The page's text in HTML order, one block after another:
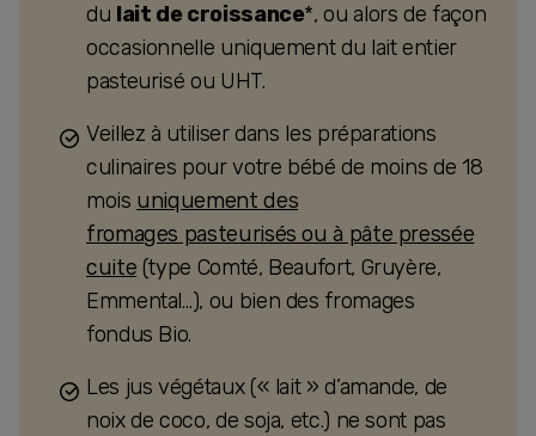
du lait de croissance*, ou alors de façon
occasionnelle uniquement du lait entier
pasteurisé ou UHT.
Veillez à utiliser dans les préparations
culinaires pour votre bébé de moins de 18
mois uniquement des
fromages pasteurisés ou à pâte pressée
cuite (type Comté, Beaufort, Gruyère,
Emmental…), ou bien des fromages
fondus Bio.
Les jus végétaux (« lait » d’amande, de
noix de coco, de soja, etc.) ne sont pas